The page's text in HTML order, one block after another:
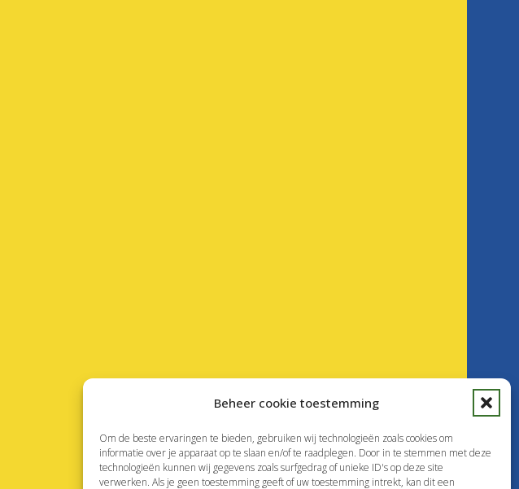
Beheer cookie toestemming
Om de beste ervaringen te bieden, gebruiken wij technologieën zoals cookies om
informatie over je apparaat op te slaan en/of te raadplegen. Door in te stemmen met deze
technologieën kunnen wij gegevens zoals surfgedrag of unieke ID's op deze site
verwerken. Als je geen toestemming geeft of uw toestemming intrekt, kan dit een